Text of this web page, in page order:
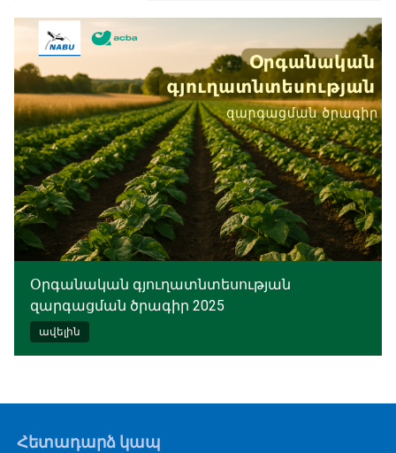
Օրգանական գյուղատնտեսության
զարգացման ծրագիր 2025
ավելին
Հետադարձ կապ